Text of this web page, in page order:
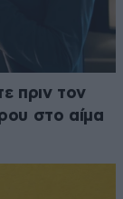
πριν τον
στο αίμα